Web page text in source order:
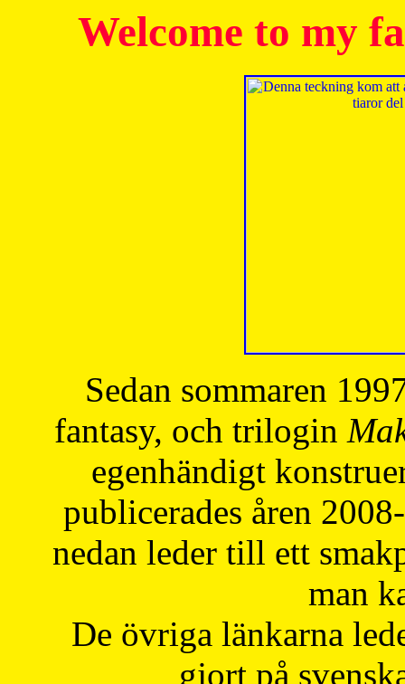
Welcome to my
Sedan sommaren
fantasy, och trilogin
egenhändigt
publicerades åren
nedan leder till ett
man
De övriga länkarna
gjort på